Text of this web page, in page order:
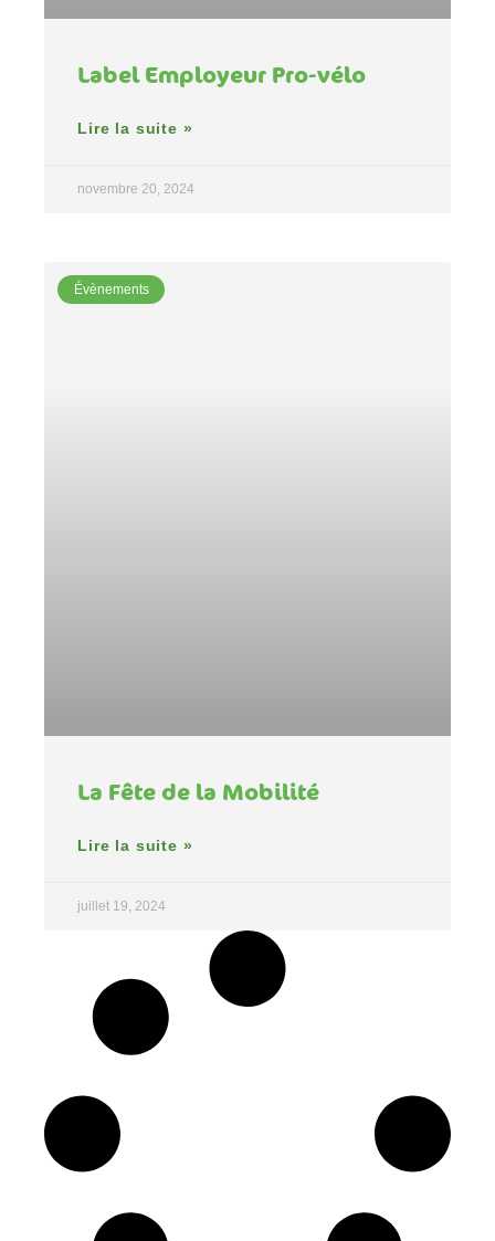
Label Employeur Pro-vélo
Lire la suite »
novembre 20, 2024
Évènements
La Fête de la Mobilité
Lire la suite »
juillet 19, 2024